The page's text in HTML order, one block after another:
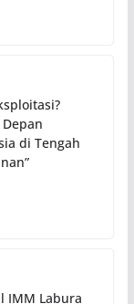
di Tengah
IMM Labura